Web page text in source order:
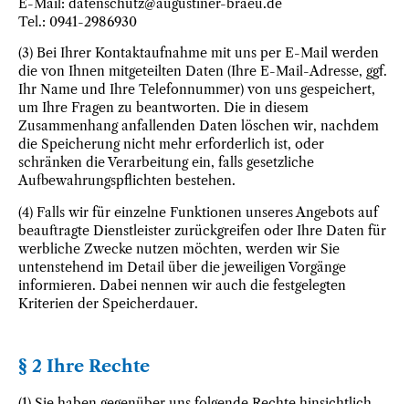
E-Mail: datenschutz@augustiner-braeu.de
Tel.: 0941-2986930
(3) Bei Ihrer Kontaktaufnahme mit uns per E-Mail werden
die von Ihnen mitgeteilten Daten (Ihre E-Mail-Adresse, ggf.
Ihr Name und Ihre Telefonnummer) von uns gespeichert,
um Ihre Fragen zu beantworten. Die in diesem
Zusammenhang anfallenden Daten löschen wir, nachdem
die Speicherung nicht mehr erforderlich ist, oder
schränken die Verarbeitung ein, falls gesetzliche
Aufbewahrungspflichten bestehen.
(4) Falls wir für einzelne Funktionen unseres Angebots auf
beauftragte Dienstleister zurückgreifen oder Ihre Daten für
werbliche Zwecke nutzen möchten, werden wir Sie
untenstehend im Detail über die jeweiligen Vorgänge
informieren. Dabei nennen wir auch die festgelegten
Kriterien der Speicherdauer.
§ 2 Ihre Rechte